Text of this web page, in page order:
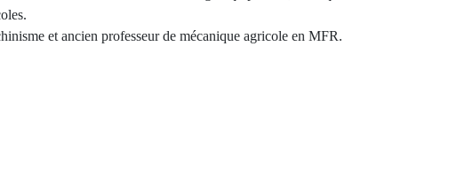
et ancien professeur de mécanique agricole en MFR.